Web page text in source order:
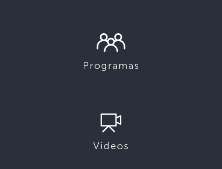
Programas
Videos